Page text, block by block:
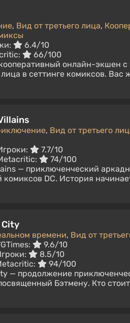
, Вид от третьего лица,
6.4/10
66/100
онлайн-экшен
лица в сеттинге комиксов.
, Вид от третьего
7.7/10
74/100
— приключенческий
комиксов DC. История
City
времени, Вид от
9.6/10
8.5/10
94/100
— продолжение
Бэтмену. Кто